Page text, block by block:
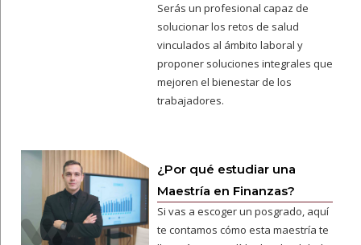
Serás un profesional capaz de
solucionar los retos de salud
vinculados al ámbito laboral y
proponer soluciones integrales que
mejoren el bienestar de los
trabajadores.
¿Por qué estudiar una
Maestría en Finanzas?
Si vas a escoger un posgrado, aquí
te contamos cómo esta maestría te